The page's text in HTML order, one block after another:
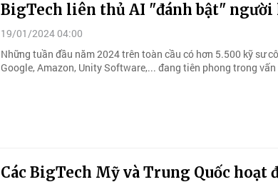
BigTech liên thủ AI "đánh bật" người
19/01/2024 04:00
Những tuần đầu năm 2024 trên toàn cầu có hơn 5.500 kỹ sư
Google, Amazon, Unity Software,... đang tiên phong trong vấn
Các BigTech Mỹ và Trung Quốc hoạt